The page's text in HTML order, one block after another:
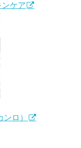
ケア
ロ）